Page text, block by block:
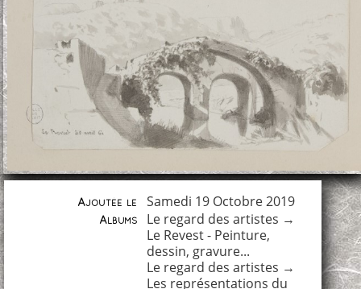
Ajoutée le Samedi 19 Octobre 2019
Albums Le regard des artistes →
Le Revest - Peinture,
dessin, gravure...
Le regard des artistes →
Les représentations du